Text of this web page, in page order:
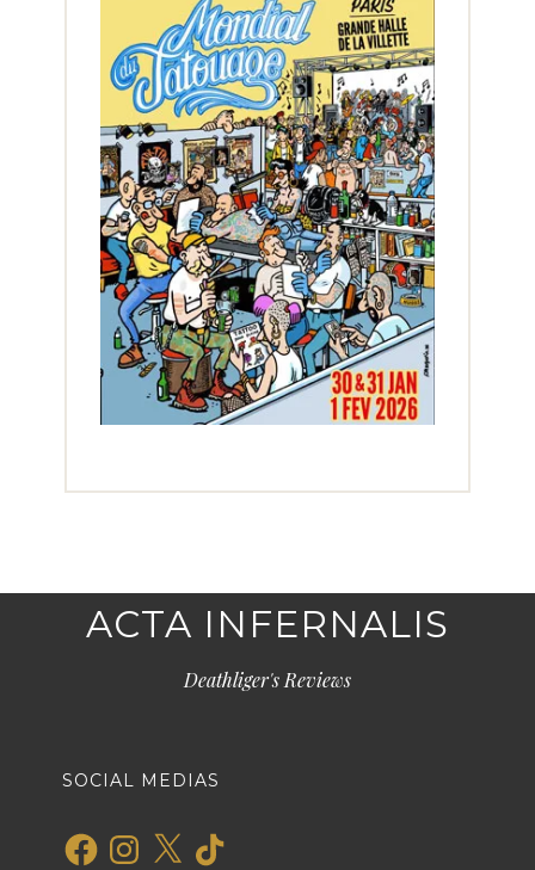
ACTA INFERNALIS
Deathliger's Reviews
SOCIAL MEDIAS
FacebookInstagram
X TikTok